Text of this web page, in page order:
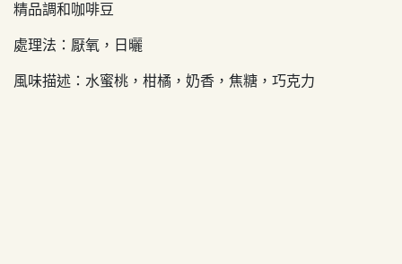
精品調和咖啡豆
處理法：厭氧，日曬
風味描述：水蜜桃，柑橘，奶香，焦糖，巧克力